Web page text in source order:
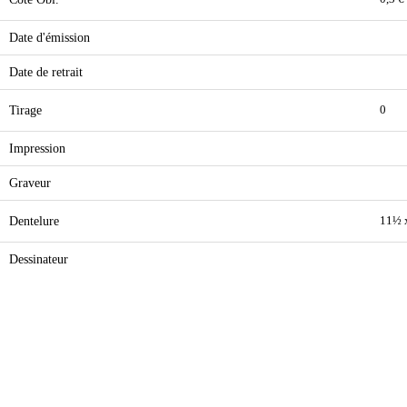
Date d'émission
Date de retrait
Tirage 0
Impression
Graveur
Dentelure 11½
Dessinateur